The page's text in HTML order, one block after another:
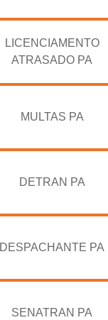
LICENCIAMENTO
ATRASADO PA
MULTAS PA
DETRAN PA
DESPACHANTE PA
SENATRAN PA